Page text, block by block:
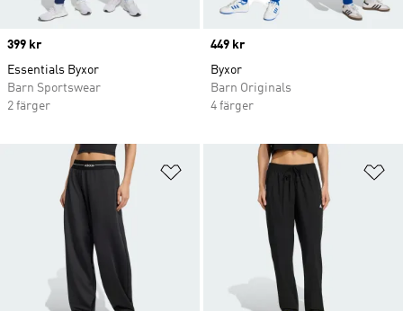
Price
399 kr
Essentials Byxor
Barn Sportswear
2 färger
Price
449 kr
Byxor
Barn Originals
4 färger
Lägg till på önskelistan